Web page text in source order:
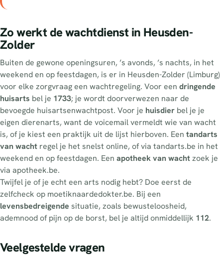
Zo werkt de wachtdienst in Heusden-
Zolder
Buiten de gewone openingsuren, ’s avonds, ’s nachts, in het
weekend en op feestdagen, is er in Heusden-Zolder (Limburg)
voor elke zorgvraag een wachtregeling. Voor een dringende
huisarts bel je 1733; je wordt doorverwezen naar de
bevoegde huisartsenwachtpost. Voor je huisdier bel je je
eigen dierenarts, want de voicemail vermeldt wie van wacht
is, of je kiest een praktijk uit de lijst hierboven. Een tandarts
van wacht regel je het snelst online, of via tandarts.be in het
weekend en op feestdagen. Een apotheek van wachtzoek je
via apotheek.be.
Twijfel je of je echt een arts nodig hebt? Doe eerst de
zelfcheck op moetiknaardedokter.be. Bij een
levensbedreigende situatie, zoals bewusteloosheid,
ademnood of pijn op de borst, bel je altijd onmiddellijk 112.
Veelgestelde vragen